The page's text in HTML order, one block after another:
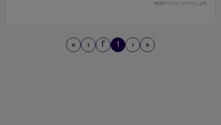
الأثنين م ٢٩ ١١ ٢۰١٨ هـ ١٣٥٥/١٢/NaN
«
‹ ١ ٢ ›
»